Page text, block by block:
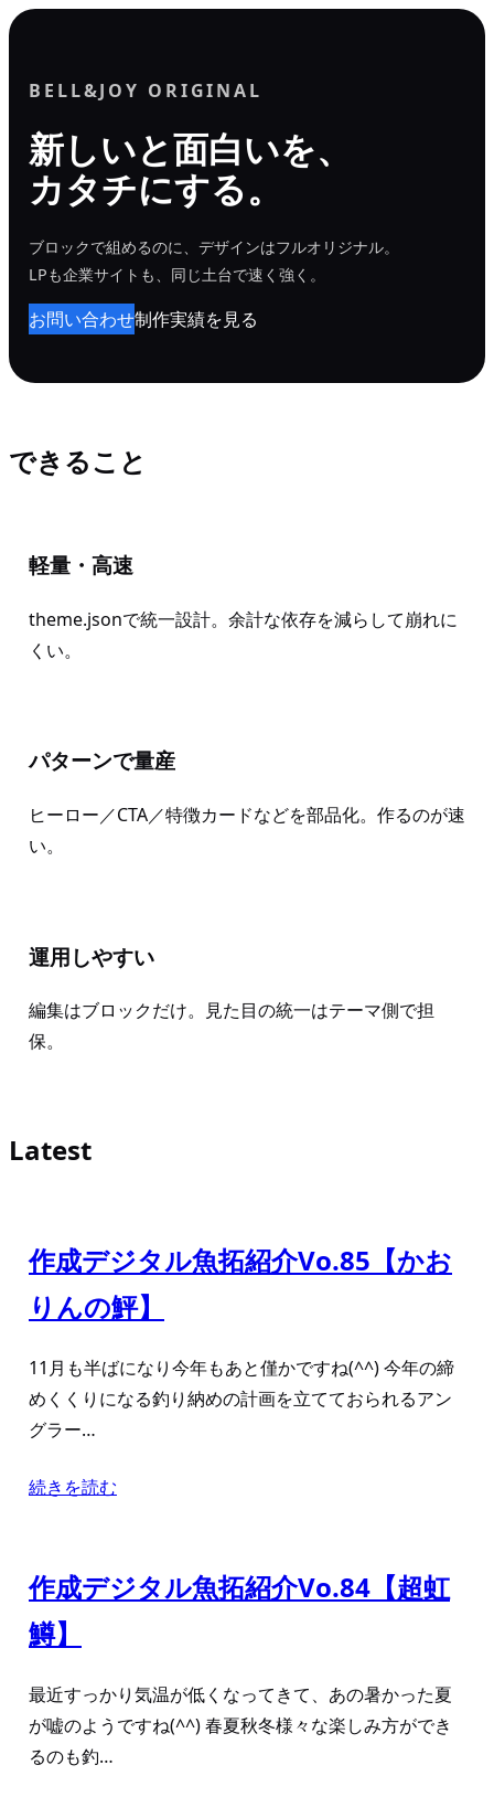
内
BELL&JOY ORIGINAL
新しいと面白いを、
カタチにする。
ブロックで組めるのに、デザインはフルオリジナル。
LPも企業サイトも、同じ土台で速く強く。
お問い合わせ制作実績を見る
できること
軽量・高速
theme.jsonで統一設計。余計な依存を減らして崩れに
くい。
パターンで量産
ヒーロー／CTA／特徴カードなどを部品化。作るのが速
い。
運用しやすい
編集はブロックだけ。見た目の統一はテーマ側で担
保。
Latest
作成デジタル魚拓紹介Vo.85【かお
りんの鮃】
11月も半ばになり今年もあと僅かですね(^^) 今年の締
めくくりになる釣り納めの計画を立てておられるアン
グラー…
続きを読む
作成デジタル魚拓紹介Vo.84【超虹
鱒】
最近すっかり気温が低くなってきて、あの暑かった夏
が嘘のようですね(^^) 春夏秋冬様々な楽しみ方ができ
るのも釣…